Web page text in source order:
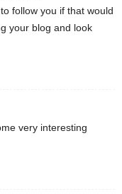
follow you if that would
your blog and look
very interesting